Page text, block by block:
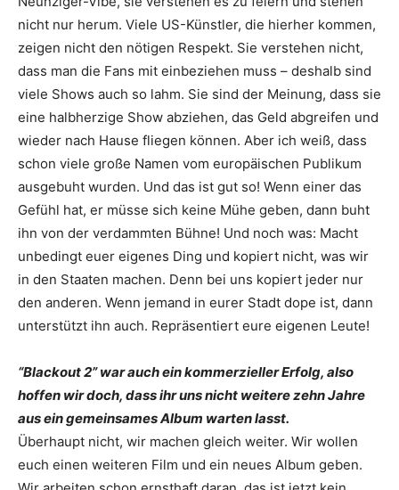
nicht nur herum. Viele US-Künstler, die hierher kommen,
zeigen nicht den nötigen Respekt. Sie verstehen nicht,
dass man die Fans mit einbeziehen muss – deshalb sind
viele Shows auch so lahm. Sie sind der Meinung, dass sie
eine halbherzige Show abziehen, das Geld abgreifen und
wieder nach Hause fliegen ­können. Aber ich weiß, dass
schon viele große Namen vom europäischen Publikum
ausgebuht wurden. Und das ist gut so! Wenn einer das
Gefühl hat, er müsse sich keine Mühe geben, dann buht
ihn von der verdammten Bühne! Und noch was: Macht
unbedingt euer eigenes Ding und kopiert nicht, was wir
in den Staaten machen. Denn bei uns kopiert jeder nur
den anderen. Wenn jemand in eurer Stadt dope ist, dann
unterstützt ihn auch. Repräsentiert eure eigenen Leute!
“Blackout 2” war auch ein kommerzieller Erfolg, also
hoffen wir doch, dass ihr uns nicht ­weitere zehn Jahre
aus ein gemeinsames Album warten lasst.
Überhaupt nicht, wir machen gleich weiter. Wir wollen
euch einen weiteren Film und ein neues Album geben.